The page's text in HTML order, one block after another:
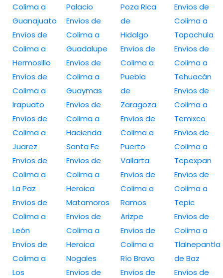
Colima a
Guanajuato
Envíos de
Colima a
Hermosillo
Envíos de
Colima a
Irapuato
Envíos de
Colima a
Juarez
Envíos de
Colima a
La Paz
Envíos de
Colima a
León
Envíos de
Colima a
Los
Palacio
Envíos de
Colima a
Guadalupe
Envíos de
Colima a
Guaymas
Envíos de
Colima a
Hacienda
Santa Fe
Envíos de
Colima a
Heroica
Matamoros
Envíos de
Colima a
Heroica
Nogales
Envíos de
Poza Rica
de
Hidalgo
Envíos de
Colima a
Puebla
de
Zaragoza
Envíos de
Colima a
Puerto
Vallarta
Envíos de
Colima a
Ramos
Arizpe
Envíos de
Colima a
Río Bravo
Envíos de
Envíos de
Colima a
Tapachula
Envíos de
Colima a
Tehuacán
Envíos de
Colima a
Temixco
Envíos de
Colima a
Tepexpan
Envíos de
Colima a
Tepic
Envíos de
Colima a
Tlalnepantla
de Baz
Envíos de